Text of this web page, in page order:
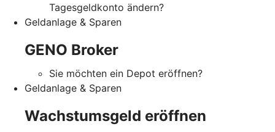
Tagesgeldkonto ändern?
Geldanlage & Sparen
GENO Broker
Sie möchten ein Depot eröffnen?
Geldanlage & Sparen
Wachstumsgeld eröffnen